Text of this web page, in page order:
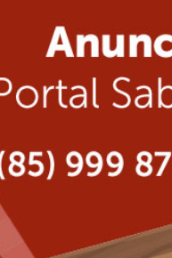
Japonesa e Oriental
Lanchonetes
Massas
Peixes e Frutos do Mar
Pizzarias